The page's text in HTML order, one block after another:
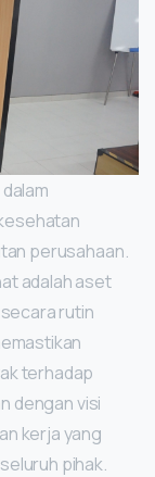
perusahaan.
adalah aset
rutin
terhadap
dengan visi
kerja yang
pihak.